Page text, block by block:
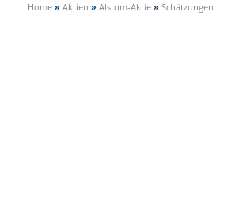
Home » Aktien » Alstom-Aktie » Schätzungen